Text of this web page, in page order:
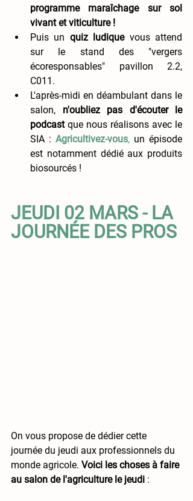
programme maraîchage sur sol
vivant et viticulture !
Puis un quiz ludique vous attend
sur le stand des "vergers
écoresponsables" pavillon 2.2,
C011.
L'après-midi en déambulant dans le
salon, n'oubliez pas d'écouter le
podcast que nous réalisons avec le
SIA : Agricultivez-vous, un épisode
est notamment dédié aux produits
biosourcés !
JEUDI 02 MARS - LA
JOURNÉE DES PROS
On vous propose de dédier cette
journée du jeudi aux professionnels du
monde agricole. Voici les choses à faire
au salon de l'agriculture le jeudi :